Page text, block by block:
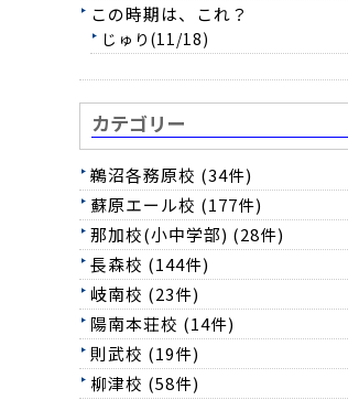
この時期は、これ？
じゅり(11/18)
カテゴリー
鵜沼各務原校 (34件)
蘇原エール校 (177件)
那加校(小中学部) (28件)
長森校 (144件)
岐南校 (23件)
陽南本荘校 (14件)
則武校 (19件)
柳津校 (58件)